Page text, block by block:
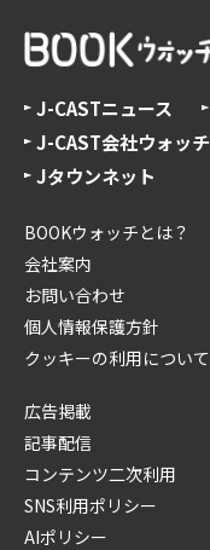
J-CASTニュース
J-CAST会社ウォッチ
Jタウンネット
BOOKウォッチとは？
会社案内
お問い合わせ
個人情報保護方針
クッキーの利用について
広告掲載
記事配信
コンテンツ二次利用
SNS利用ポリシー
AIポリシー